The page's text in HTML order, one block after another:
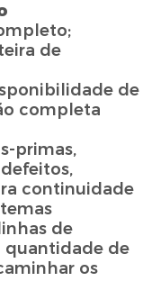
de
de
completa
primas,
continuidade
de
quantidade de
os